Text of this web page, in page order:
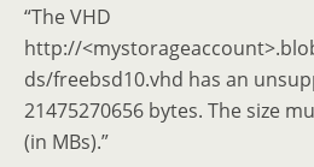
“The VHD
http://
ds/freebsd10.vhd has an
21475270656 bytes. The size
(in MBs).”